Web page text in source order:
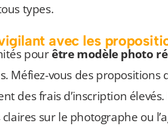
types.
avec les
pourêtre modèle photo
Méfiez-vous des
des frais d’inscription
sur le photographe ou